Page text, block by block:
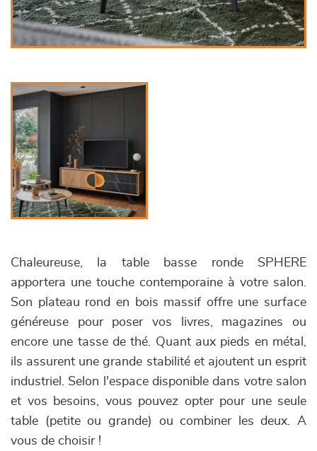
Chaleureuse, la table basse ronde SPHERE
apportera une touche contemporaine à votre salon.
Son plateau rond en bois massif offre une surface
généreuse pour poser vos livres, magazines ou
encore une tasse de thé. Quant aux pieds en métal,
ils assurent une grande stabilité et ajoutent un esprit
industriel. Selon l'espace disponible dans votre salon
et vos besoins, vous pouvez opter pour une seule
table (petite ou grande) ou combiner les deux. A
vous de choisir !